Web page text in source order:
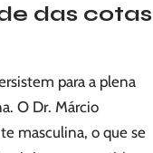
das cotas
para a plena
O Dr. Márcio
masculina, o que se